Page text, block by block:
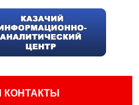
КОНТАКТЫ